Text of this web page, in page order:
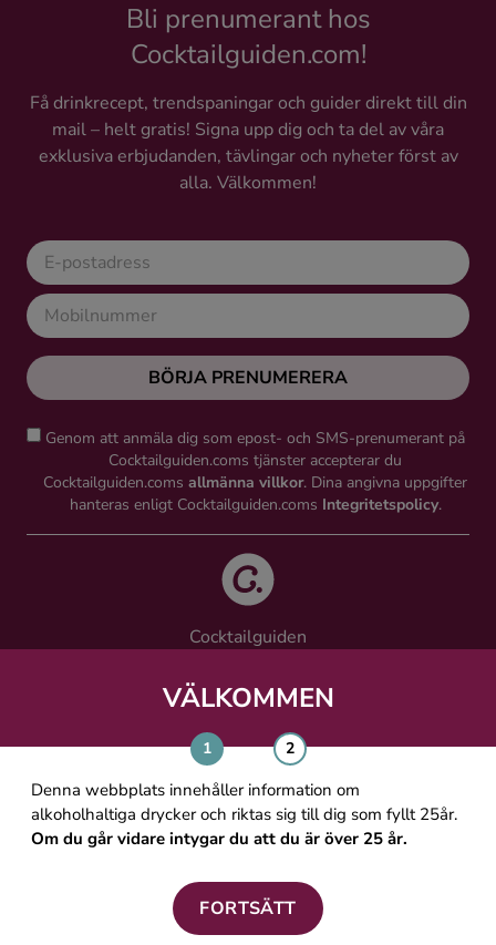
VÄLKOMMEN
Denna webbplats innehåller information om
alkoholhaltiga drycker och riktas sig till dig som fyllt 25år.
Om du går vidare intygar du att du är över 25 år.
FORTSÄTT
Bli prenumerant hos
Cocktailguiden.com!
Få drinkrecept, trendspaningar och guider direkt till din
mail – helt gratis! Signa upp dig och ta del av våra
exklusiva erbjudanden, tävlingar och nyheter först av
alla. Välkommen!
BÖRJA PRENUMERERA
Genom att anmäla dig som epost- och SMS-prenumerant på
Cocktailguiden.coms tjänster accepterar du
Cocktailguiden.coms allmänna villkor. Dina angivna uppgifter
hanteras enligt Cocktailguiden.coms Integritetspolicy.
Cocktailguiden
Västra Järnvägsgatan 21, 111 64 Stockholm
ALLMÄNNA VILLKOR
PERSONUPPGIFTSPOLICY